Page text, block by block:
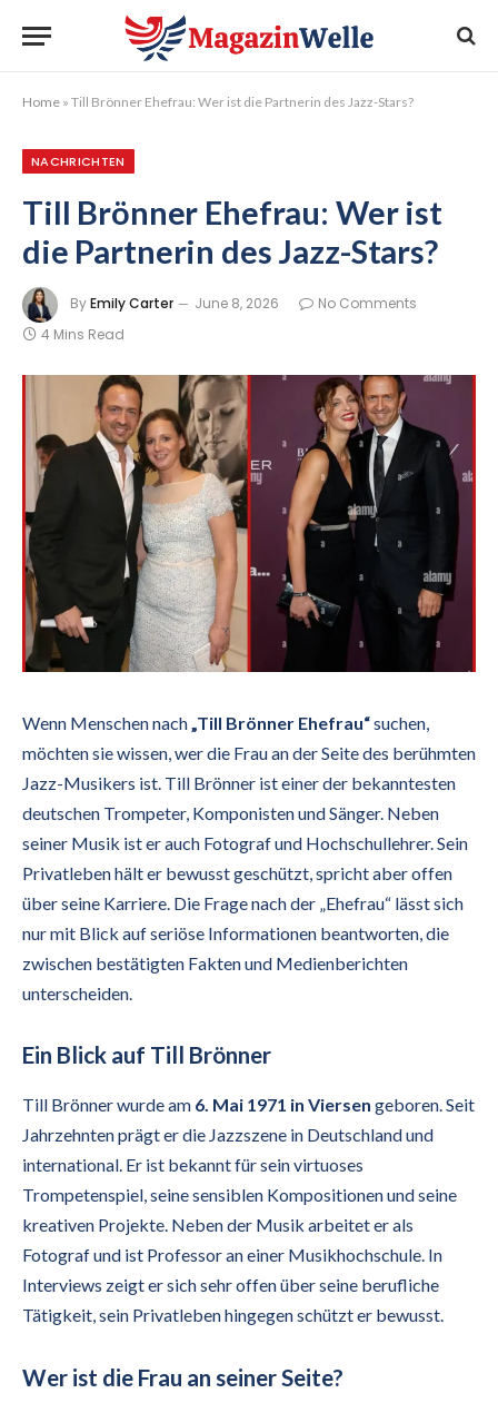
Home » Till Brönner Ehefrau: Wer ist die Partnerin des Jazz-Stars?
NACHRICHTEN
Till Brönner Ehefrau: Wer ist
die Partnerin des Jazz-Stars?
ByEmily Carter June 8, 2026
No Comments
4 Mins Read
Wenn Menschen nach „Till Brönner Ehefrau“suchen,
möchten sie wissen, wer die Frau an der Seite des berühmten
Jazz-Musikers ist. Till Brönner ist einer der bekanntesten
deutschen Trompeter, Komponisten und Sänger. Neben
seiner Musik ist er auch Fotograf und Hochschullehrer. Sein
Privatleben hält er bewusst geschützt, spricht aber offen
über seine Karriere. Die Frage nach der „Ehefrau“ lässt sich
nur mit Blick auf seriöse Informationen beantworten, die
zwischen bestätigten Fakten und Medienberichten
unterscheiden.
Ein Blick auf Till Brönner
Till Brönner wurde am 6. Mai 1971 in Viersen geboren. Seit
Jahrzehnten prägt er die Jazzszene in Deutschland und
international. Er ist bekannt für sein virtuoses
Trompetenspiel, seine sensiblen Kompositionen und seine
kreativen Projekte. Neben der Musik arbeitet er als
Fotograf und ist Professor an einer Musikhochschule. In
Interviews zeigt er sich sehr offen über seine berufliche
Tätigkeit, sein Privatleben hingegen schützt er bewusst.
Wer ist die Frau an seiner Seite?